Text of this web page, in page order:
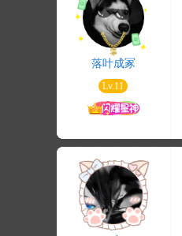
落叶成冢
Lv.11